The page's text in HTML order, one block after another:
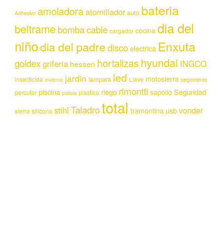
Adhesivo amoladoraatornillador auto bateria
beltramebombacable cargador cocina dia del
niñodia del padrediscoelectrica Enxuta
goldexgriferia hessen hortalizas hyundai INGCO
insecticida invierno jardin lampara led Llave motosierra pegamento
percutor piscina pistola plastico riego rimontti sapolio Seguridad
sierra silicona stihl Taladrototal tramontina usbvonder